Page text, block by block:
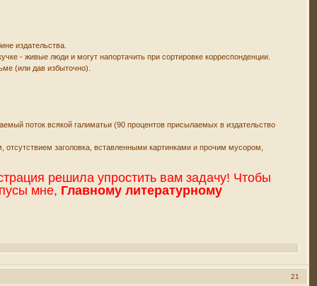
издательства.
- живые люди и могут напортачить при сортировке корреспонденции.
(или дав избыточно).
поток всякой галиматьи (90 процентов присылаемых в издательство
заголовка, вставленными картинками и прочим мусором,
решила упростить вам задачу! Чтобы
мне, Главному литературному
21